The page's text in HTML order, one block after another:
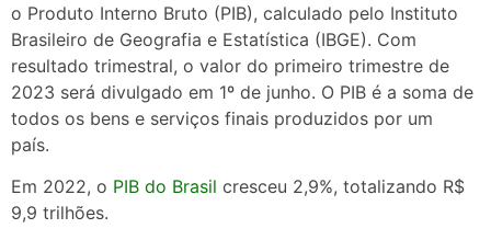
o Produto Interno Bruto (PIB), calculado pelo Instituto
Brasileiro de Geografia e Estatística (IBGE). Com
resultado trimestral, o valor do primeiro trimestre de
2023 será divulgado em 1º de junho. O PIB é a soma de
todos os bens e serviços finais produzidos por um
país.
Em 2022, o PIB do Brasil cresceu 2,9%, totalizando R$
9,9 trilhões.